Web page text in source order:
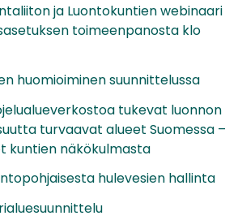
ja Luontokuntien webinaari
toimeenpanosta klo
huomioiminen suunnittelussa
tukevat luonnon
turvaavat alueet Suomessa –
kuntien näkökulmasta
hulevesien hallinta